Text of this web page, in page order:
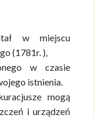
w miejscu
(1781r. ),
w czasie
istnienia.
mogą
i urządzeń